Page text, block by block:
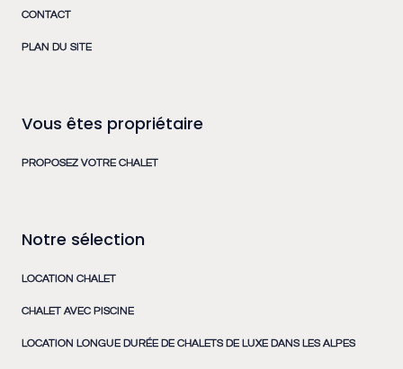
CONTACT
PLAN DU SITE
Vous êtes propriétaire
PROPOSEZ VOTRE CHALET
Notre sélection
LOCATION CHALET
CHALET AVEC PISCINE
LOCATION LONGUE DURÉE DE CHALETS DE LUXE DANS LES ALPES